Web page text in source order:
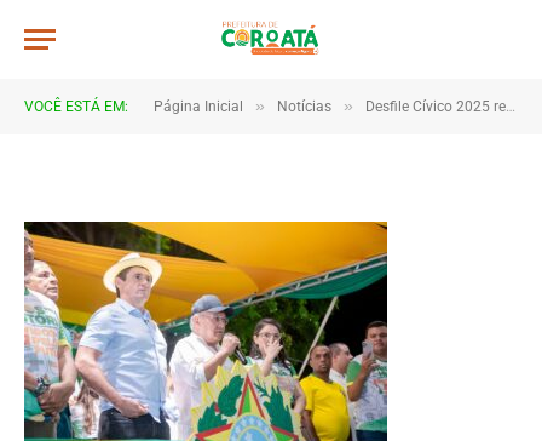
VOCÊ ESTÁ EM: Página Inicial » Notícias » Desfile Cívico 2025 reúne escolas e comunidades em Coroatá
008